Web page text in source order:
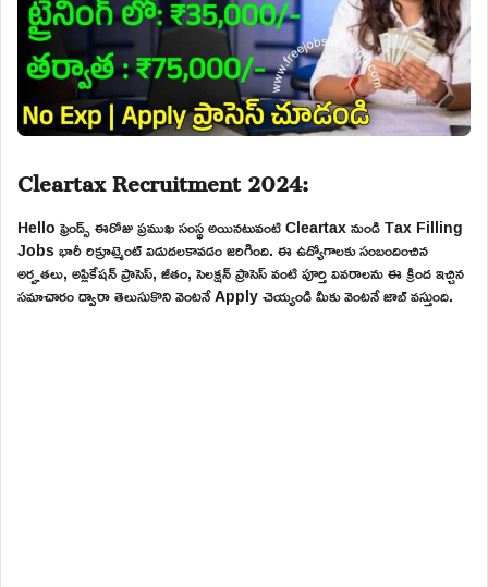
Cleartax Recruitment 2024:
Hello ఫ్రెండ్స్ ఈరోజు ప్రముఖ సంస్థ అయినటువంటి Cleartax నుండి Tax Filling
Jobs భారీ రిక్రూట్మెంట్ విడుదలకావడం జరిగింది. ఈ ఉద్యోగాలకు సంబందించిన
అర్హతలు, అప్లికేషన్ ప్రాసెస్, జీతం, సెలక్షన్ ప్రాసెస్ వంటి పూర్తి వివరాలను ఈ క్రింద ఇచ్చిన
సమాచారం ద్వారా తెలుసుకొని వెంటనే Apply చెయ్యండి మీకు వెంటనే జాబ్ వస్తుంది.